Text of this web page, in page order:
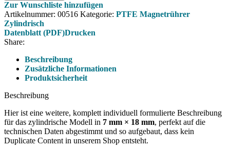
Zur Wunschliste hinzufügen
Artikelnummer: 00516 Kategorie: PTFE Magnetrührer
Zylindrisch
Datenblatt (PDF)Drucken
Share:
Beschreibung
Zusätzliche Informationen
Produktsicherheit
Beschreibung
Hier ist eine weitere, komplett individuell formulierte Beschreibung
für das zylindrische Modell in 7 mm × 18 mm, perfekt auf die
technischen Daten abgestimmt und so aufgebaut, dass kein
Duplicate Content in unserem Shop entsteht.